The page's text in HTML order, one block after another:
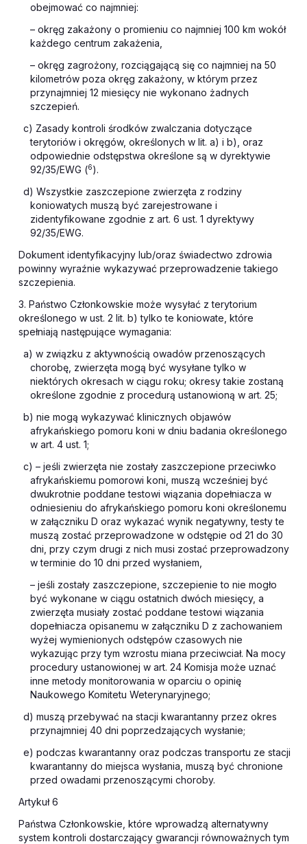
obejmować co najmniej:
– okręg zakażony o promieniu co najmniej 100 km wokół
każdego centrum zakażenia,
– okręg zagrożony, rozciągającą się co najmniej na 50
kilometrów poza okręg zakażony, w którym przez
przynajmniej 12 miesięcy nie wykonano żadnych
szczepień.
c) Zasady kontroli środków zwalczania dotyczące
terytoriów i okręgów, określonych w lit. a) i b), oraz
odpowiednie odstępstwa określone są w dyrektywie
92/35/EWG (6).
d) Wszystkie zaszczepione zwierzęta z rodziny
koniowatych muszą być zarejestrowane i
zidentyfikowane zgodnie z art. 6 ust. 1 dyrektywy
92/35/EWG.
Dokument identyfikacyjny lub/oraz świadectwo zdrowia
powinny wyraźnie wykazywać przeprowadzenie takiego
szczepienia.
3. Państwo Członkowskie może wysyłać z terytorium
określonego w ust. 2 lit. b) tylko te koniowate, które
spełniają następujące wymagania:
a) w związku z aktywnością owadów przenoszących
chorobę, zwierzęta mogą być wysyłane tylko w
niektórych okresach w ciągu roku; okresy takie zostaną
określone zgodnie z procedurą ustanowioną w art. 25;
b) nie mogą wykazywać klinicznych objawów
afrykańskiego pomoru koni w dniu badania określonego
w art. 4 ust. 1;
c) – jeśli zwierzęta nie zostały zaszczepione przeciwko
afrykańskiemu pomorowi koni, muszą wcześniej być
dwukrotnie poddane testowi wiązania dopełniacza w
odniesieniu do afrykańskiego pomoru koni określonemu
w załączniku D oraz wykazać wynik negatywny, testy te
muszą zostać przeprowadzone w odstępie od 21 do 30
dni, przy czym drugi z nich musi zostać przeprowadzony
w terminie do 10 dni przed wysłaniem,
– jeśli zostały zaszczepione, szczepienie to nie mogło
być wykonane w ciągu ostatnich dwóch miesięcy, a
zwierzęta musiały zostać poddane testowi wiązania
dopełniacza opisanemu w załączniku D z zachowaniem
wyżej wymienionych odstępów czasowych nie
wykazując przy tym wzrostu miana przeciwciał. Na mocy
procedury ustanowionej w art. 24 Komisja może uznać
inne metody monitorowania w oparciu o opinię
Naukowego Komitetu Weterynaryjnego;
d) muszą przebywać na stacji kwarantanny przez okres
przynajmniej 40 dni poprzedzających wysłanie;
e) podczas kwarantanny oraz podczas transportu ze stacji
kwarantanny do miejsca wysłania, muszą być chronione
przed owadami przenoszącymi choroby.
Artykuł 6
Państwa Członkowskie, które wprowadzą alternatywny
system kontroli dostarczający gwarancji równoważnych tym